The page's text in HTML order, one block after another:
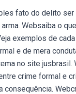
fato do delito ser
Websaiba o
exemplos de
e de mera
no site jusbrasil.
crime formal e